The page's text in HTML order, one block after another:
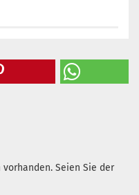
Seien Sie der